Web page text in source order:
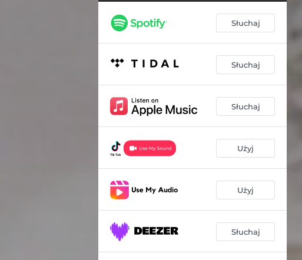
Słuchaj
Słuchaj
Słuchaj
Użyj
Użyj
Słuchaj